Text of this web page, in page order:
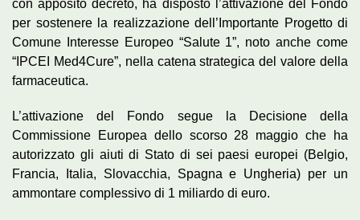
con apposito decreto, ha disposto l’attivazione del Fondo
per sostenere la realizzazione dell’Importante Progetto di
Comune Interesse Europeo “Salute 1”, noto anche come
“IPCEI Med4Cure”, nella catena strategica del valore della
farmaceutica.
L’attivazione del Fondo segue la Decisione della
Commissione Europea dello scorso 28 maggio che ha
autorizzato gli aiuti di Stato di sei paesi europei (Belgio,
Francia, Italia, Slovacchia, Spagna e Ungheria) per un
ammontare complessivo di 1 miliardo di euro.